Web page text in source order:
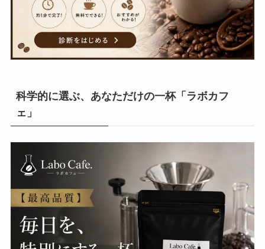
科学的に選ぶ、あなただけの一杯「ラボカフ
ェ」